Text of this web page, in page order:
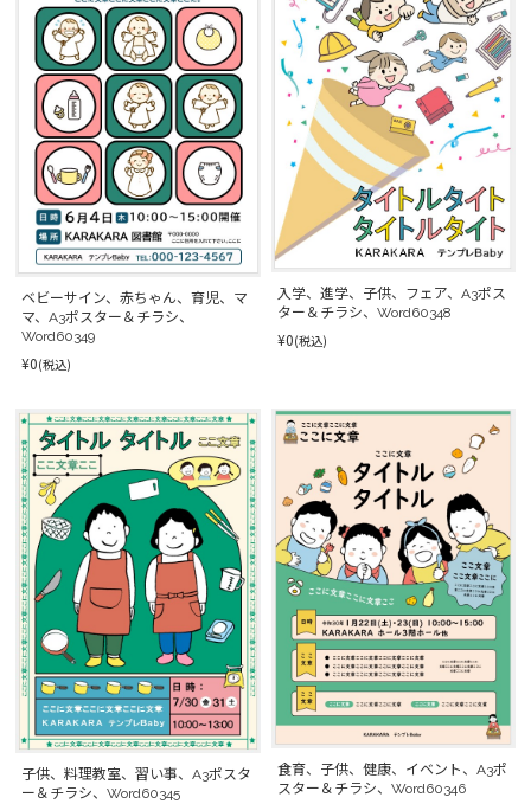
ベビーサイン、赤ちゃん、育児、マ
マ、A3ポスター＆チラシ、
Word60349
¥0(税込)
入学、進学、子供、フェア、A3ポス
ター＆チラシ、Word60348
¥0(税込)
子供、料理教室、習い事、A3ポスタ
ー＆チラシ、Word60345
食育、子供、健康、イベント、A3ポ
スター＆チラシ、Word60346